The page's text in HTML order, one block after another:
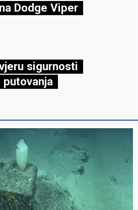
Dodge Viper
sigurnosti